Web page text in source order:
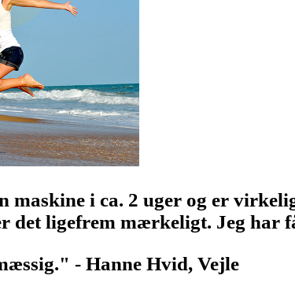
maskine i ca. 2 uger og er
det ligefrem mærkeligt. Jeg har
- Hanne Hvid, Vejle